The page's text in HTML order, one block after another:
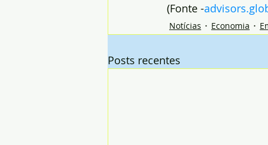
(Fonte -
Notícias Economia
Posts recentes